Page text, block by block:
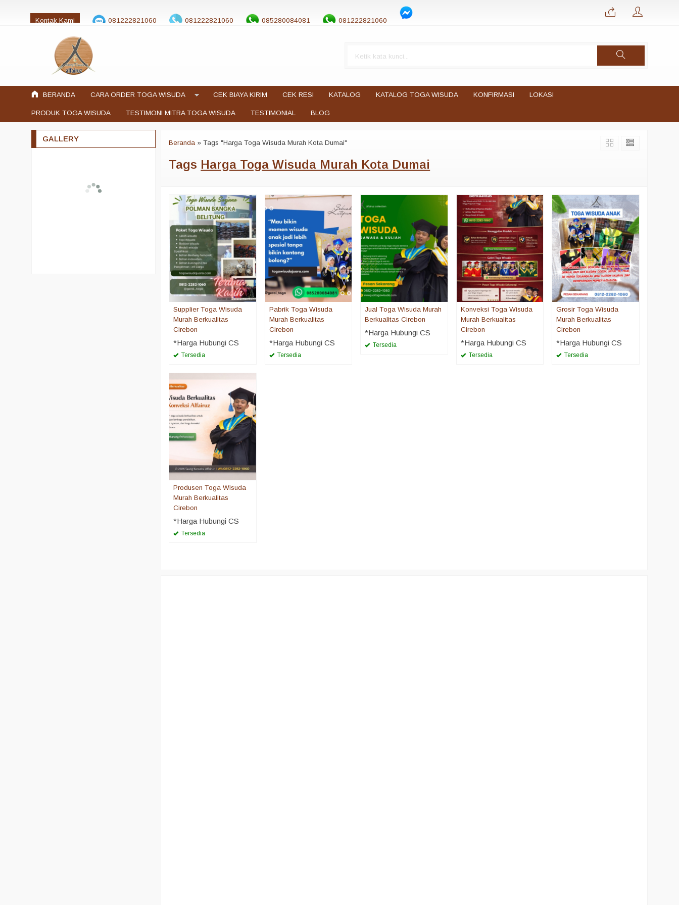
Kontak Kami 081222821060 081222821060 085280084081 081222821060
jualtogawisuda@gmail.com
BERANDA CARA ORDER TOGA WISUDA CEK BIAYA KIRIM CEK RESI KATALOG KATALOG TOGA WISUDA KONFIRMASI LOKASI
PRODUK TOGA WISUDA TESTIMONI MITRA TOGA WISUDA TESTIMONIAL BLOG
Beranda »Tags "Harga Toga Wisuda Murah Kota Dumai"
Tags Harga Toga Wisuda Murah Kota Dumai
Supplier Toga Wisuda
Murah Berkualitas
Cirebon
*Harga Hubungi CS
Tersedia
Pabrik Toga Wisuda
Murah Berkualitas
Cirebon
*Harga Hubungi CS
Tersedia
Jual Toga Wisuda Murah
Berkualitas Cirebon
*Harga Hubungi CS
Tersedia
Konveksi Toga Wisuda
Murah Berkualitas
Cirebon
*Harga Hubungi CS
Tersedia
Grosir Toga Wisuda
Murah Berkualitas
Cirebon
*Harga Hubungi CS
Tersedia
Produsen Toga Wisuda
Murah Berkualitas
Cirebon
*Harga Hubungi CS
Tersedia
GALLERY